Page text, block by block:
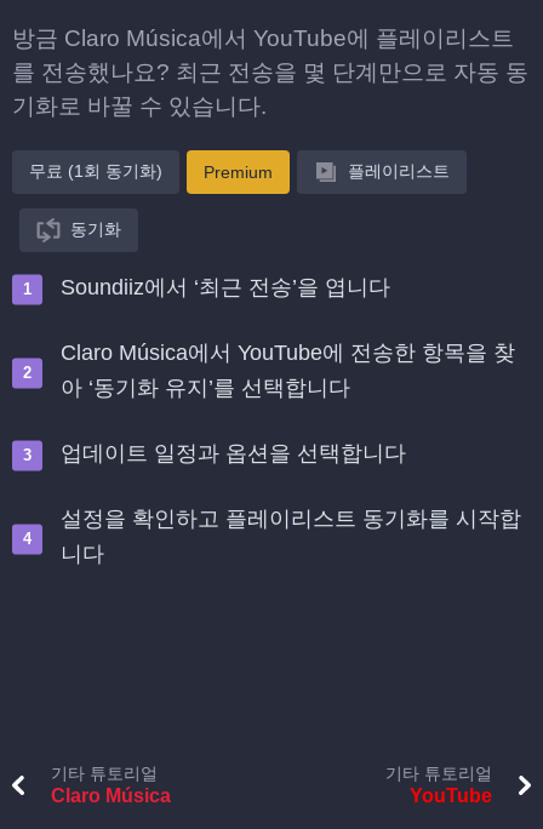
방금 Claro Música에서 YouTube에 플레이리스트
를 전송했나요? 최근 전송을 몇 단계만으로 자동 동
기화로 바꿀 수 있습니다.
무료 (1회 동기화) Premium 플레이리스트
동기화
Soundiiz에서 ‘최근 전송’을 엽니다
Claro Música에서 YouTube에 전송한 항목을 찾
아 ‘동기화 유지’를 선택합니다
업데이트 일정과 옵션을 선택합니다
설정을 확인하고 플레이리스트 동기화를 시작합
니다
기타 튜토리얼
Claro Música
기타 튜토리얼
YouTube